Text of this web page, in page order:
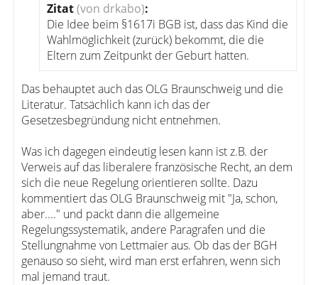
Zitat(von drkabo):
Die Idee beim §1617i BGB ist, dass das Kind die
Wahlmöglichkeit (zurück) bekommt, die die
Eltern zum Zeitpunkt der Geburt hatten.
Das behauptet auch das OLG Braunschweig und die
Literatur. Tatsächlich kann ich das der
Gesetzesbegründung nicht entnehmen.
Was ich dagegen eindeutig lesen kann ist z.B. der
Verweis auf das liberalere französische Recht, an dem
sich die neue Regelung orientieren sollte. Dazu
kommentiert das OLG Braunschweig mit "Ja, schon,
aber...." und packt dann die allgemeine
Regelungssystematik, andere Paragrafen und die
Stellungnahme von Lettmaier aus. Ob das der BGH
genauso so sieht, wird man erst erfahren, wenn sich
mal jemand traut.